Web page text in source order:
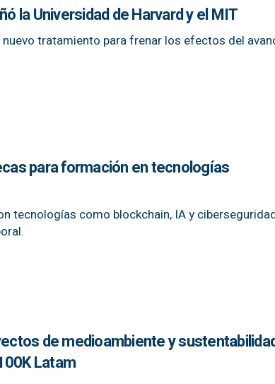
la Universidad de Harvard y el MIT
tratamiento para frenar los efectos del
para formación en tecnologías
tecnologías como blockchain, IA y
de medioambiente y
Latam